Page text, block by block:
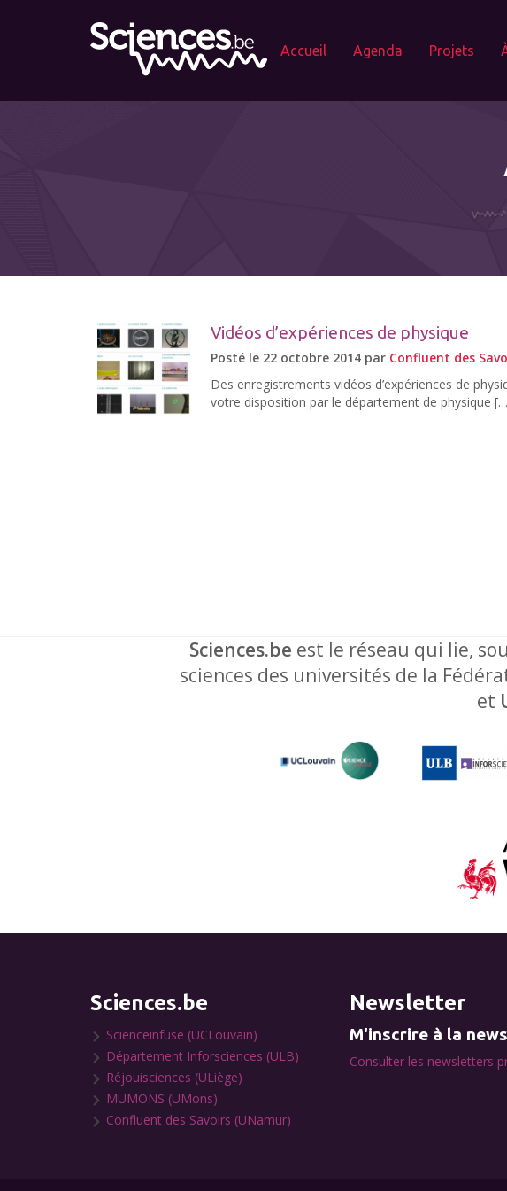
Accueil Agenda Projets
Vidéos d’expériences de physique
Posté le 22 octobre 2014 par Confluent des
Des enregistrements vidéos d’expériences de
votre disposition par le département de physique
Sciences.be est le réseau qui lie,
sciences des universités de la
et
Sciences.be
Scienceinfuse (UCLouvain)
Département Inforsciences (ULB)
Réjouisciences (ULiège)
MUMONS (UMons)
Confluent des Savoirs (UNamur)
Newsletter
M'inscrire à la
Consulter les newsletters